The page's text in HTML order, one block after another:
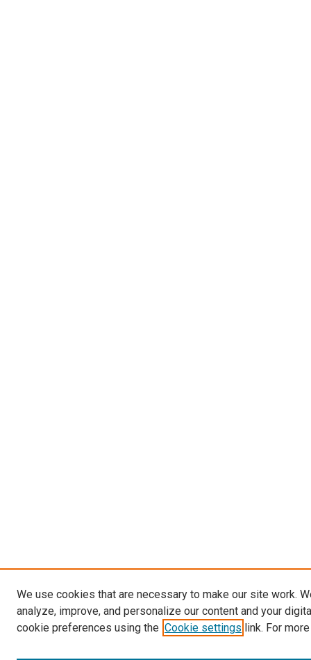
We use cookies that are necessary to make our site work.
analyze, improve, and personalize our content and your
cookie preferences using the Cookie settings link. For